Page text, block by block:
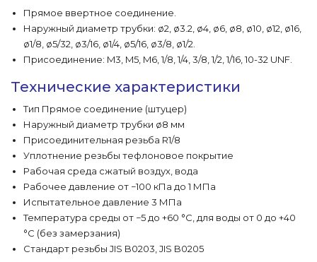
Прямое ввертное соединение.
Наружный диаметр трубки: ø2, ø3.2, ø4, ø6, ø8, ø10, ø12, ø16,
ø1/8, ø5/32, ø3/16, ø1/4, ø5/16, ø3/8, ø1/2.
Присоединение: M3, M5, M6, 1/8, 1/4, 3/8, 1/2, 1/16, 10-32 UNF.
Технические характеристики
Тип Прямое соединение (штуцер)
Наружный диаметр трубки ø8 мм
Присоединительная резьба R1/8
Уплотнение резьбы тефлоновое покрытие
Рабочая среда сжатый воздух, вода
Рабочее давление от −100 кПа до 1 МПа
Испытательное давление 3 МПа
Температура среды от −5 до +60 °C, для воды от 0 до +40
°C (без замерзания)
Стандарт резьбы JIS B0203, JIS B0205